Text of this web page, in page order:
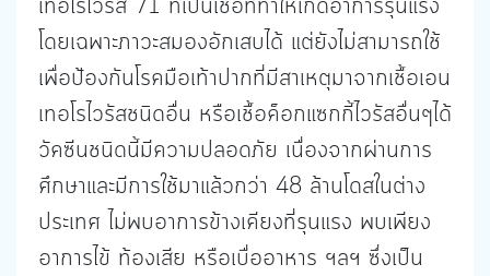
เทอโรไวรัส 71 ที่เป็นเชื้อที่ทำให้เกิดอาการรุนแรง
โดยเฉพาะภาวะสมองอักเสบได้ แต่ยังไม่สามารถใช้
เพื่อป้องกันโรคมือเท้าปากที่มีสาเหตุมาจากเชื้อเอน
เทอโรไวรัสชนิดอื่น หรือเชื้อค็อกแซกกี้ไวรัสอื่นๆได้
วัคซีนชนิดนี้มีความปลอดภัย เนื่องจากผ่านการ
ศึกษาและมีการใช้มาแล้วกว่า 48 ล้านโดสในต่าง
ประเทศ ไม่พบอาการข้างเคียงที่รุนแรง พบเพียง
อาการไข้ ท้องเสีย หรือเบื่ออาหาร ฯลฯ ซึ่งเป็น